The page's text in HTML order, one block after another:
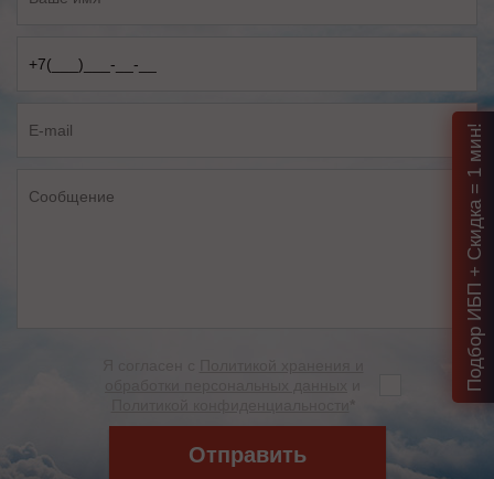
Отправить
Подбор ИБП + Скидка = 1 мин!